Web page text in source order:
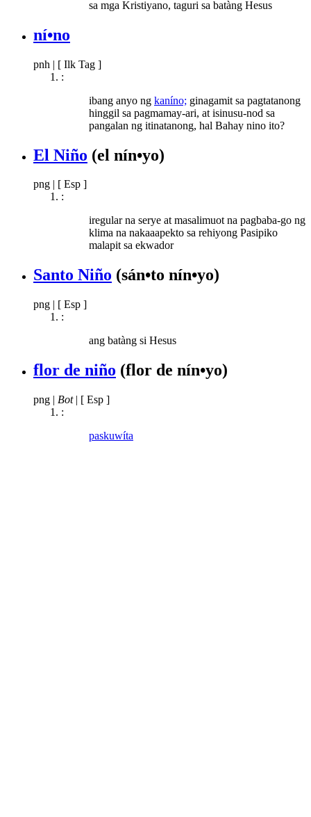
sa mga Kristiyano, taguri sa batàng Hesus
ní•no
pnh | [ Ilk Tag ]
:
ibang anyo ng kaníno; ginagamit sa pagtatanong
hinggil sa pagmamay-ari, at isinusu-nod sa
pangalan ng itinatanong, hal Bahay nino ito?
El Niño (el nín•yo)
png | [ Esp ]
:
iregular na serye at masalimuot na pagbaba-go ng
klima na nakaaapekto sa rehiyong Pasipiko
malapit sa ekwador
Santo Niño (sán•to nín•yo)
png | [ Esp ]
:
ang batàng si Hesus
flor de niño (flor de nín•yo)
png | Bot | [ Esp ]
:
paskuwíta